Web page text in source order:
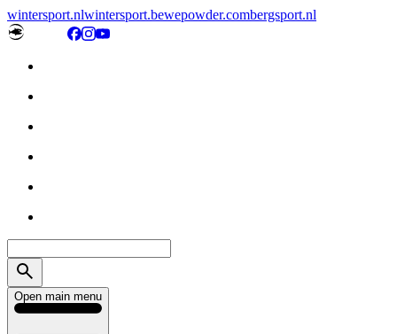
wintersport.nlwintersport.bewepowder.combergsport.nl
Open main menu